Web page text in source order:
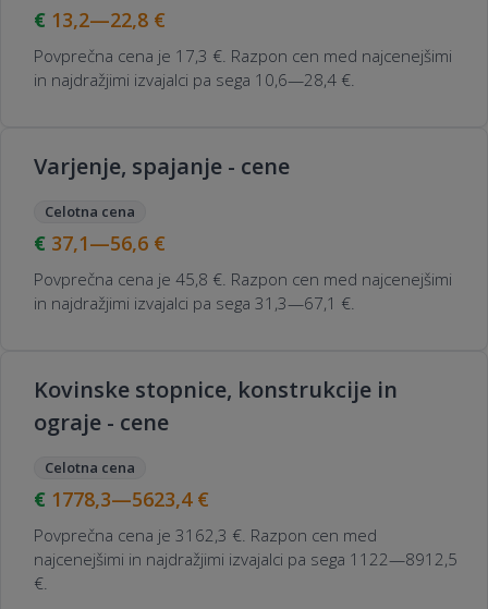
13,2—22,8 €
Povprečna cena je 17,3 €. Razpon cen med najcenejšimi
in najdražjimi izvajalci pa sega 10,6—28,4 €.
Varjenje, spajanje - cene
Celotna cena
37,1—56,6 €
Povprečna cena je 45,8 €. Razpon cen med najcenejšimi
in najdražjimi izvajalci pa sega 31,3—67,1 €.
Kovinske stopnice, konstrukcije in
ograje - cene
Celotna cena
1778,3—5623,4 €
Povprečna cena je 3162,3 €. Razpon cen med
najcenejšimi in najdražjimi izvajalci pa sega 1122—8912,5
€.